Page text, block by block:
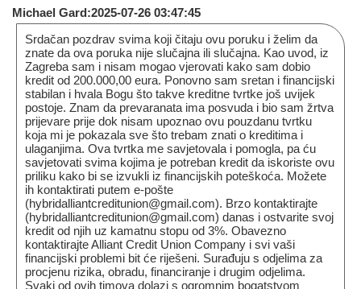
Michael Gard:2025-07-26 03:47:45
Srdačan pozdrav svima koji čitaju ovu poruku i želim da
znate da ova poruka nije slučajna ili slučajna. Kao uvod, iz
Zagreba sam i nisam mogao vjerovati kako sam dobio
kredit od 200.000,00 eura. Ponovno sam sretan i financijski
stabilan i hvala Bogu što takve kreditne tvrtke još uvijek
postoje. Znam da prevaranata ima posvuda i bio sam žrtva
prijevare prije dok nisam upoznao ovu pouzdanu tvrtku
koja mi je pokazala sve što trebam znati o kreditima i
ulaganjima. Ova tvrtka me savjetovala i pomogla, pa ću
savjetovati svima kojima je potreban kredit da iskoriste ovu
priliku kako bi se izvukli iz financijskih poteškoća. Možete
ih kontaktirati putem e-pošte
(hybridalliantcreditunion@gmail.com). Brzo kontaktirajte
(hybridalliantcreditunion@gmail.com) danas i ostvarite svoj
kredit od njih uz kamatnu stopu od 3%. Obavezno
kontaktirajte Alliant Credit Union Company i svi vaši
financijski problemi bit će riješeni. Surađuju s odjelima za
procjenu rizika, obradu, financiranje i drugim odjelima.
Svaki od ovih timova dolazi s ogromnim bogatstvom